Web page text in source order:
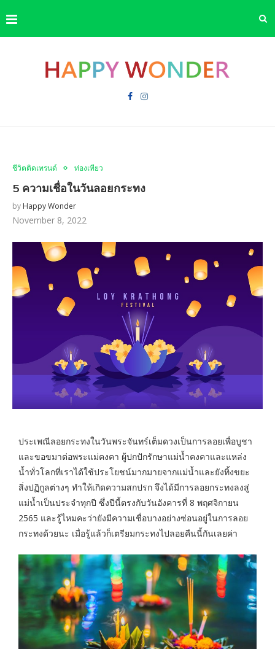
ชีวิตติดเทรนด์ ท่องเที่ยว
5 ความเชื่อในวันลอยกระทง
by Happy Wonder
November 8, 2022
ประเพณีลอยกระทงในวันพระจันทร์เต็มดวงเป็นการลอยเพื่อบูชา
และขอขมาต่อพระแม่คงคา ผู้ปกปักรักษาแม่น้ำคงคาและแหล่ง
น้ำทั่วโลกที่เราได้ใช้ประโยชน์มากมายจากแม่น้ำและยังทิ้งขยะ
สิ่งปฏิกูลต่างๆ ทำให้เกิดความสกปรก จึงได้มีการลอยกระทงลงสู่
แม่น้ำเป็นประจำทุกปี ซึ่งปีนี้ตรงกับวันอังคารที่ 8 พฤศจิกายน
2565 และรู้ไหมคะว่ายังมีความเชื่อบางอย่างซ่อนอยู่ในการลอย
กระทงด้วยนะ เมื่อรู้แล้วก็เตรียมกระทงไปลอยคืนนี้กันเลยค่า